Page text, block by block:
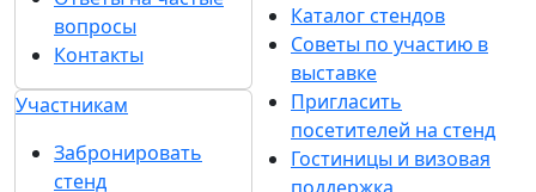
вопросы
Контакты
Участникам
Забронировать
стенд
Каталог стендов
Советы по участию в
выставке
Пригласить
посетителей на стенд
Гостиницы и визовая